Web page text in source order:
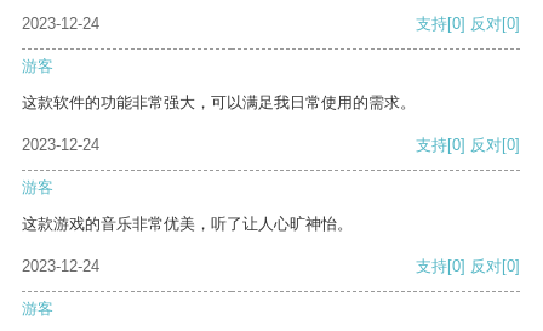
2023-12-24
支持[0] 反对[0]
游客
这款软件的功能非常强大，可以满足我日常使用的需求。
2023-12-24 支持[0] 反对[0]
游客
这款游戏的音乐非常优美，听了让人心旷神怡。
2023-12-24 支持[0] 反对[0]
游客